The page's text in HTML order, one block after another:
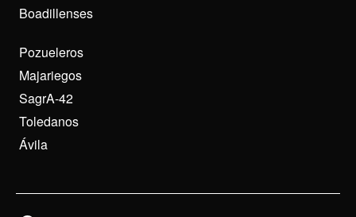
Boadillenses
Pozueleros
Majariegos
SagrA-42
Toledanos
Ávila